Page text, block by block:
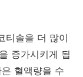
티솔을 더 많이
증가시키게 됩
혈액량을 수